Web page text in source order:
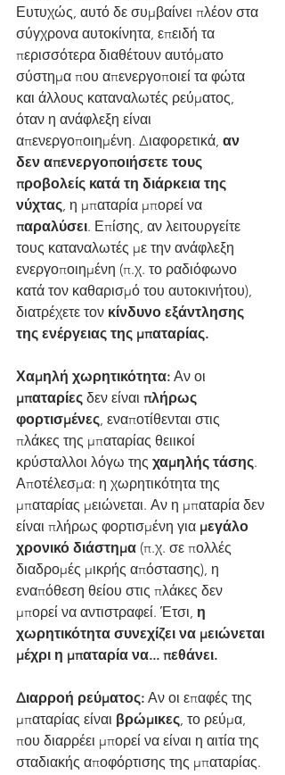
Ευτυχώς, αυτό δε συμβαίνει πλέον στα
σύγχρονα αυτοκίνητα, επειδή τα
περισσότερα διαθέτουν αυτόματο
σύστημα που απενεργοποιεί τα φώτα
και άλλους καταναλωτές ρεύματος,
όταν η ανάφλεξη είναι
απενεργοποιημένη. Διαφορετικά, αν
δεν απενεργοποιήσετε τους
προβολείς κατά τη διάρκεια της
νύχτας, η μπαταρία μπορεί να
παραλύσει. Επίσης, αν λειτουργείτε
τους καταναλωτές με την ανάφλεξη
ενεργοποιημένη (π.χ. το ραδιόφωνο
κατά τον καθαρισμό του αυτοκινήτου),
διατρέχετε τον κίνδυνο εξάντλησης
της ενέργειας της μπαταρίας.
Χαμηλή χωρητικότητα: Αν οι
μπαταρίες δεν είναι πλήρως
φορτισμένες, εναποτίθενται στις
πλάκες της μπαταρίας θειικοί
κρύσταλλοι λόγω της χαμηλής τάσης.
Αποτέλεσμα: η χωρητικότητα της
μπαταρίας μειώνεται. Αν η μπαταρία δεν
είναι πλήρως φορτισμένη για μεγάλο
χρονικό διάστημα (π.χ. σε πολλές
διαδρομές μικρής απόστασης), η
εναπόθεση θείου στις πλάκες δεν
μπορεί να αντιστραφεί. Έτσι, η
χωρητικότητα συνεχίζει να μειώνεται
μέχρι η μπαταρία να... πεθάνει.
Διαρροή ρεύματος: Αν οι επαφές της
μπαταρίας είναι βρώμικες, το ρεύμα,
που διαρρέει μπορεί να είναι η αιτία της
σταδιακής αποφόρτισης της μπαταρίας.